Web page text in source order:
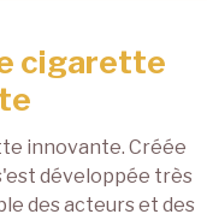
cigarette
innovante. Créée
développée très
des acteurs et des